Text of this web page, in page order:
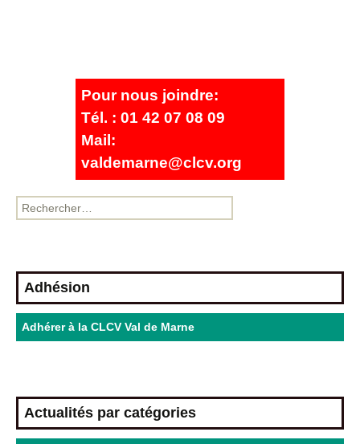
Pour nous joindre:
Tél. : 01 42 07 08 09
Mail:
valdemarne@clcv.org
Adhésion
Adhérer à la CLCV Val de Marne
Actualités par catégories